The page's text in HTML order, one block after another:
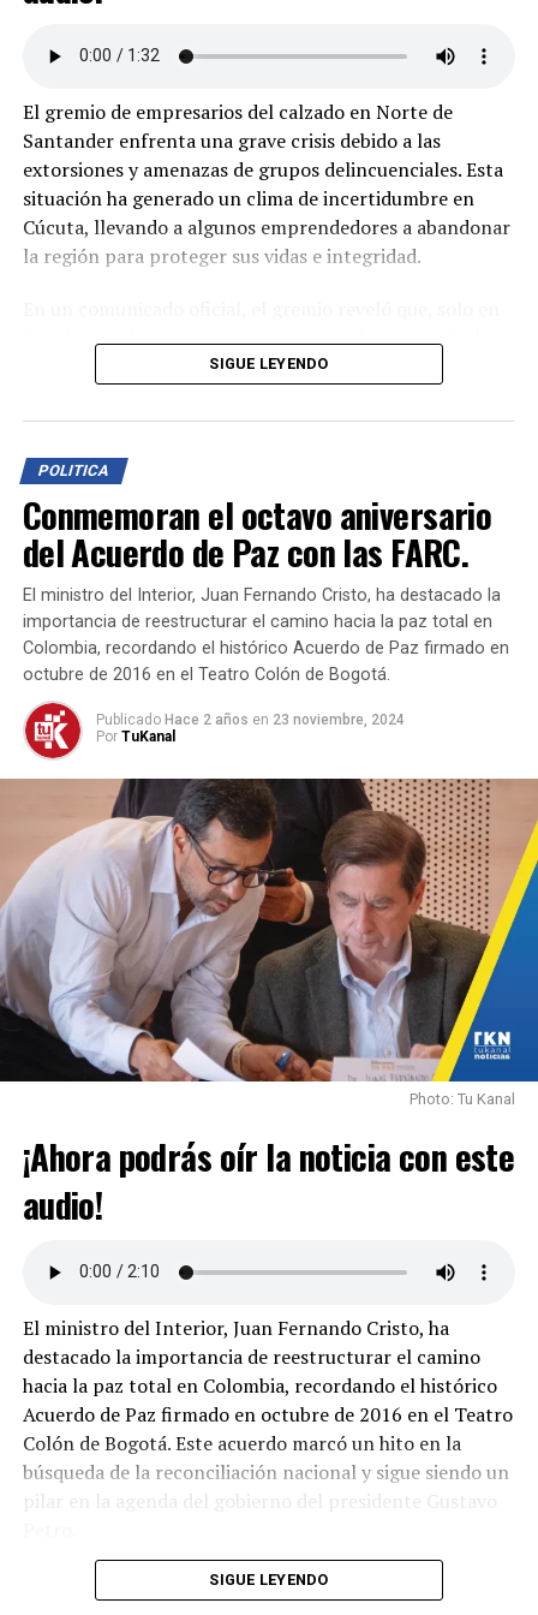
El gremio de empresarios del calzado en Norte de
Santander enfrenta una grave crisis debido a las
extorsiones y amenazas de grupos delincuenciales. Esta
situación ha generado un clima de incertidumbre en
Cúcuta, llevando a algunos emprendedores a abandonar
la región para proteger sus vidas e integridad.
los últimos dos meses, cinco empresas han cerrado, lo
que ha dejado sin sustento a 250 empleos directos y más
empresarios enfrentan millonarias pérdidas económicas
y el incumplimiento de pedidos, afectando
significativamente la distribución nacional de
productos.
Los delincuentes se han apoderado de sectores clave de
la industria del calzado, agudizando la crisis económica
que ha marcado este 2024. Desde el gremio, se hace un
llamado urgente a las autoridades para que refuercen
las medidas de seguridad y brinden protección a los
empresarios afectados.
Es indispensable que se tomen acciones concretas para
restablecer la tranquilidad en la región fronteriza,
preservar los empleos restantes y garantizar el
desarrollo de una industria que ha sido tradicionalmente
fundamental para la economía local.
SIGUE LEYENDO
POLITICA
Conmemoran el octavo aniversario
del Acuerdo de Paz con las FARC.
El ministro del Interior, Juan Fernando Cristo, ha destacado la
importancia de reestructurar el camino hacia la paz total en
Colombia, recordando el histórico Acuerdo de Paz firmado en
octubre de 2016 en el Teatro Colón de Bogotá.
Publicado Hace 2 años en 23 noviembre, 2024
Por TuKanal
Photo: Tu Kanal
¡Ahora podrás oír la noticia con este
audio!
El ministro del Interior, Juan Fernando Cristo, ha
destacado la importancia de reestructurar el camino
hacia la paz total en Colombia, recordando el histórico
Acuerdo de Paz firmado en octubre de 2016 en el Teatro
Colón de Bogotá. Este acuerdo marcó un hito en la
búsqueda de la reconciliación nacional y sigue siendo un
pilar en la agenda del gobierno del presidente Gustavo
Sin embargo, Cristo enfatizó la necesidad de enfrentar
SIGUE LEYENDO